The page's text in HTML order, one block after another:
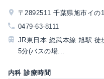
〒2892511 千葉県旭市イの
0479-63-8111
JR東日本 総武本線 旭駅 徒
5分(バスの場...
内科 診療時間